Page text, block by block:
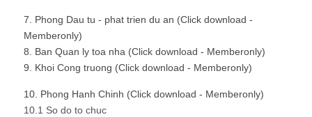
7. Phong Dau tu - phat trien du an (Click download -
Memberonly)
8. Ban Quan ly toa nha (Click download - Memberonly)
9. Khoi Cong truong (Click download - Memberonly)
10. Phong Hanh Chinh (Click download - Memberonly)
10.1 So do to chuc